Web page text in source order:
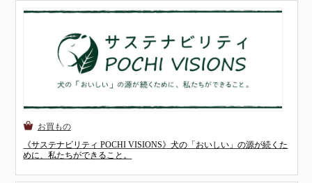
《サステナビリティ POCHI VISIONS》犬の「おいしい」の源が続くた
めに、私たちができること。